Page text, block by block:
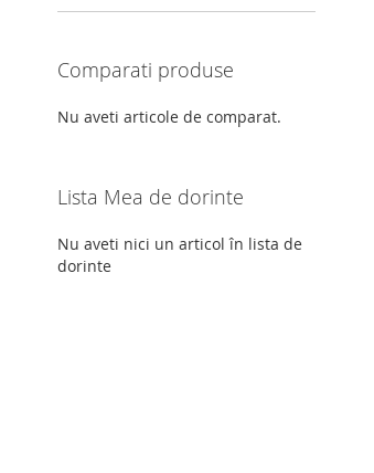
Comparati produse
Nu aveti articole de comparat.
Lista Mea de dorinte
Nu aveti nici un articol în lista de
dorinte